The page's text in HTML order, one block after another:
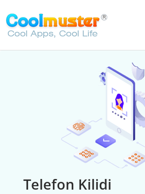
Telefon Kilidi